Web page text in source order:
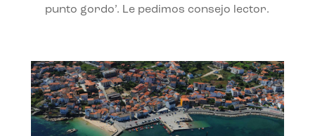
punto gordo’. Le pedimos consejo lector.